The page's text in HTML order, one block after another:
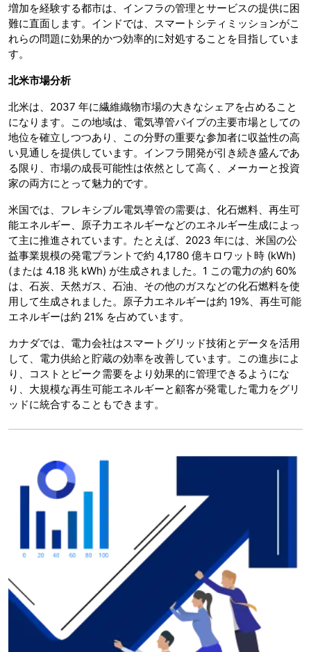
増加を経験する都市は、インフラの管理とサービスの提供に困
難に直面します。インドでは、スマートシティミッションがこ
れらの問題に効果的かつ効率的に対処することを目指していま
す。
北米市場分析
北米は、2037 年に繊維織物市場の大きなシェアを占めること
になります。この地域は、電気導管パイプの主要市場としての
地位を確立しつつあり、この分野の重要な参加者に収益性の高
い見通しを提供しています。インフラ開発が引き続き盛んであ
る限り、市場の成長可能性は依然として高く、メーカーと投資
家の両方にとって魅力的です。
米国では、フレキシブル電気導管の需要は、化石燃料、再生可
能エネルギー、原子力エネルギーなどのエネルギー生成によっ
て主に推進されています。たとえば、2023 年には、米国の公
益事業規模の発電プラントで約 4,1780 億キロワット時 (kWh)
(または 4.18 兆 kWh) が生成されました。1 この電力の約 60%
は、石炭、天然ガス、石油、その他のガスなどの化石燃料を使
用して生成されました。原子力エネルギーは約 19%、再生可能
エネルギーは約 21% を占めています。
カナダでは、電力会社はスマートグリッド技術とデータを活用
して、電力供給と貯蔵の効率を改善しています。この進歩によ
り、コストとピーク需要をより効果的に管理できるようにな
り、大規模な再生可能エネルギーと顧客が発電した電力をグリ
ッドに統合することもできます。